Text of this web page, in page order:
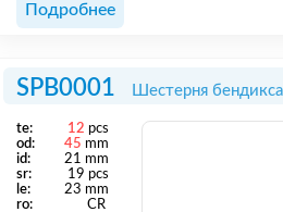
Подробнее
SPB0001 Шестерня
te: 12 pcs
od:
45 mm
id:
21 mm
sr:
19 pcs
le:
23 mm
ro:
CR